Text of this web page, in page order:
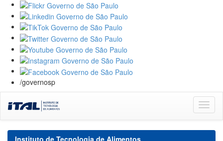
/governosp
navigation